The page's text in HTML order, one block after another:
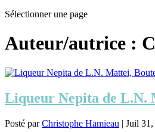
Sélectionner une page
Auteur/autrice :
Liqueur Nepita de L.N.
Posté parChristophe Hamieau | Juil